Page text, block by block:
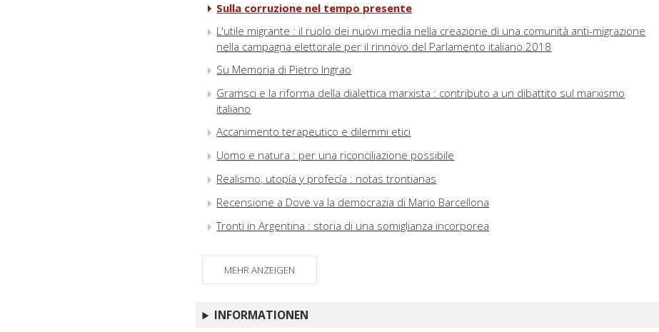
Sulla corruzione nel tempo presente
L'utile migrante : il ruolo dei nuovi media nella creazione di una comunità anti-migrazione
nella campagna elettorale per il rinnovo del Parlamento italiano 2018
Su Memoria di Pietro Ingrao
Gramsci e la riforma della dialettica marxista : contributo a un dibattito sul marxismo
italiano
Accanimento terapeutico e dilemmi etici
Uomo e natura : per una riconciliazione possibile
Realismo, utopía y profecía : notas trontianas
Recensione a Dove va la democrazia di Mario Barcellona
Tronti in Argentina : storia di una somiglianza incorporea
MEHR ANZEIGEN
INFORMATIONEN